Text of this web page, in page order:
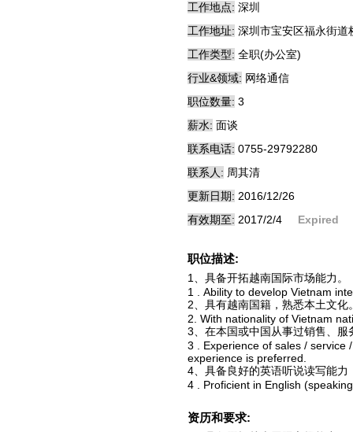
工作地点: 深圳
工作地址: 深圳市宝安区福永街道
工作类型: 全职(办公室)
行业&领域: 网络通信
职位数量: 3
薪水: 面谈
联系电话: 0755-29792280
联系人: 周其清
更新日期: 2016/12/26
有效期至: 2017/2/4 Expired
职位描述:
1、具备开拓越南国际市场能力。
1 . Ability to develop Vietnam
2、具有越南国籍，熟悉本土文化
2. With nationality of Vietnam
3、在本国或中国从事过销售、
3 . Experience of sales / service
experience is preferred.
4、具备良好的英语听说读写能力
4 . Proficient in English
资历和要求: